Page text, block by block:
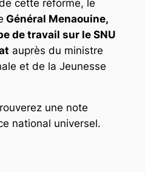
cette réforme, le
Général Menaouine,
de travail sur le SNU
auprès du ministre
et de la Jeunesse
une note
national universel.